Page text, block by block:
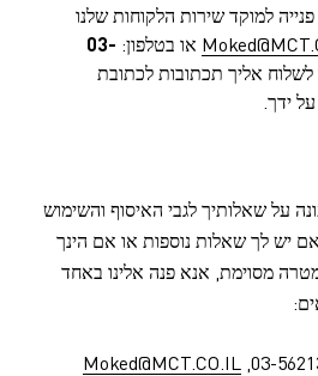
למוקד שירות הלקוחות שלנו
או בטלפון: 03-
לשלוח אליך תכתובות לכתובת
ידך.
על שאלותיך לגבי האיסוף והשימוש
יש לך שאלות נוספות או אם הינך
מסוימת, אנא פנה אלינו באחד
Moked@MCT.CO.IL